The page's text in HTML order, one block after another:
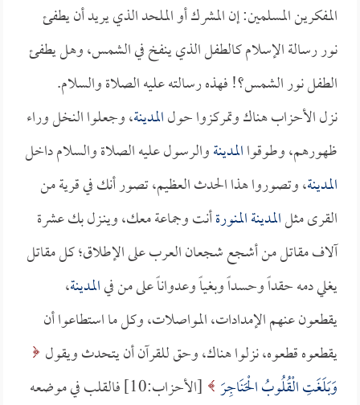
المفكرين المسلمين: إن المشرك أو الملحد الذي يريد أن يطفئ
نور رسالة الإسلام كالطفل الذي ينفخ في الشمس، وهل يطفئ
الطفل نور الشمس؟! فهذه رسالته عليه الصلاة والسلام.
نزل الأحزاب هناك وتمركزوا حولالمدينة، وجعلوا النخل وراء
ظهورهم، وطوقواالمدينةوالرسول عليه الصلاة والسلام داخل
المدينة، وتصوروا هذا الحدث العظيم، تصور أنك في قرية من
القرى مثلالمدينة المنورةأنت وجماعة معك، وينـزل بك عشرة
آلاف مقاتل من أشجع شجعان العرب على الإطلاق؛ كل مقاتل
يغلي دمه حقداً وحسداً وبغياً وعدواناً على من فيالمدينة،
يقطعون عنهم الإمدادات، المواصلات، وكل ما استطاعوا أن
يقطعوه قطعوه، نزلوا هناك، وحق للقرآن أن يتحدث ويقول
وَبَلَغَتِ الْقُلُوبُ الْحَنَاجِرَ
[الأحزاب:10] فالقلب في موضعه